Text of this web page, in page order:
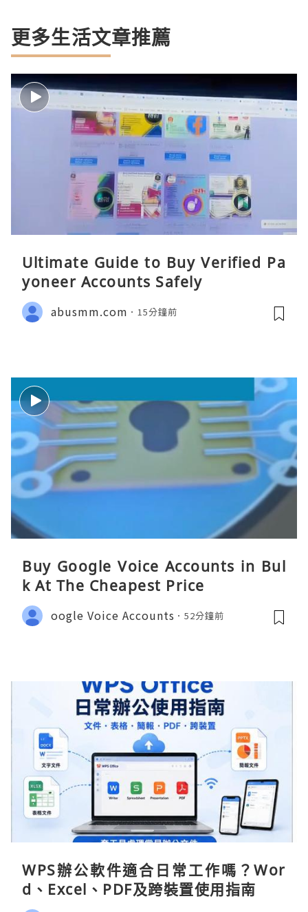
更多生活文章推薦
Ultimate Guide to Buy Verified Pa
yoneer Accounts Safely
abusmm.com 15分鐘前
Buy Google Voice Accounts in Bul
k At The Cheapest Price
oogle Voice Accounts 52分鐘前
WPS辦公軟件適合日常工作嗎？Wor
d、Excel、PDF及跨裝置使用指南